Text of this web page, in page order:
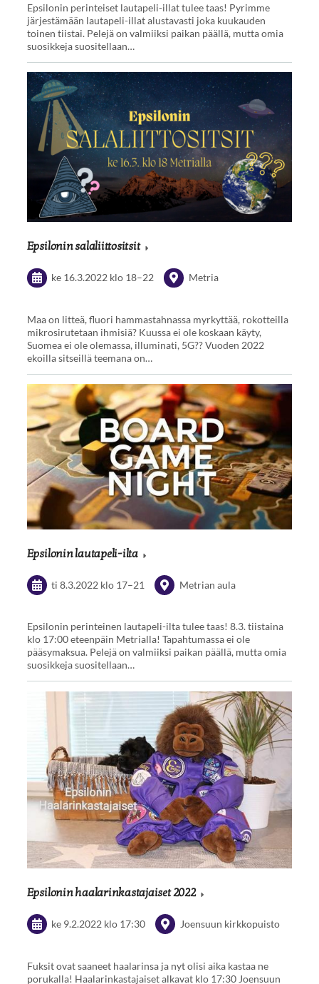
Epsilonin perinteiset lautapeli-illat tulee taas! Pyrimme
järjestämään lautapeli-illat alustavasti joka kuukauden
toinen tiistai. Pelejä on valmiiksi paikan päällä, mutta omia
suosikkeja suositellaan…
Epsilonin salaliittositsit
ke 16.3.2022 klo 18–22 Metria
Maa on litteä, fluori hammastahnassa myrkyttää, rokotteilla
mikrosirutetaan ihmisiä? Kuussa ei ole koskaan käyty,
Suomea ei ole olemassa, illuminati, 5G?? Vuoden 2022
ekoilla sitseillä teemana on…
Epsilonin lautapeli-ilta
ti 8.3.2022 klo 17–21 Metrian aula
Epsilonin perinteinen lautapeli-ilta tulee taas! 8.3. tiistaina
klo 17:00 eteenpäin Metrialla! Tapahtumassa ei ole
pääsymaksua. Pelejä on valmiiksi paikan päällä, mutta omia
suosikkeja suositellaan…
Epsilonin haalarinkastajaiset 2022
ke 9.2.2022 klo 17:30 Joensuun kirkkopuisto
Fuksit ovat saaneet haalarinsa ja nyt olisi aika kastaa ne
porukalla! Haalarinkastajaiset alkavat klo 17:30 Joensuun